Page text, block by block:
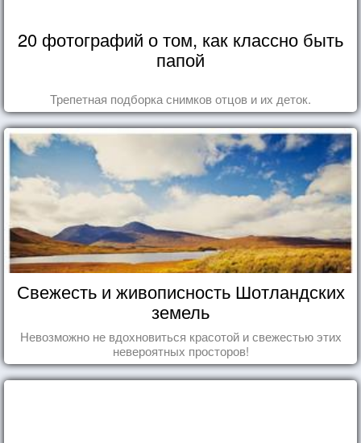
20 фотографий о том, как классно быть
папой
Трепетная подборка снимков отцов и их деток.
Свежесть и живописность Шотландских
земель
Невозможно не вдохновиться красотой и свежестью этих
невероятных просторов!